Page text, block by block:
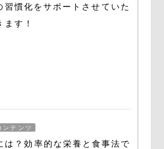
習慣化をサポートさせていた
ます！
ンテンツ
は？効率的な栄養と食事法で